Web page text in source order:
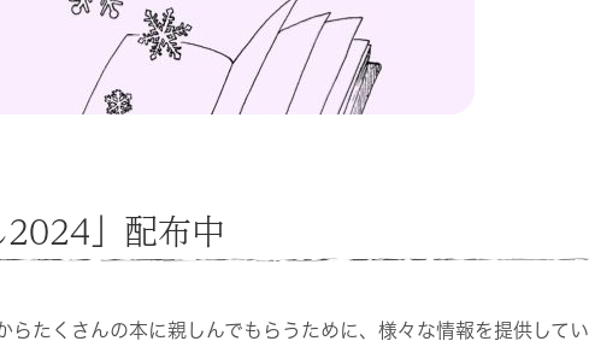
2024」配布中
らたくさんの本に親しんでもらうために、様々な情報を提供してい